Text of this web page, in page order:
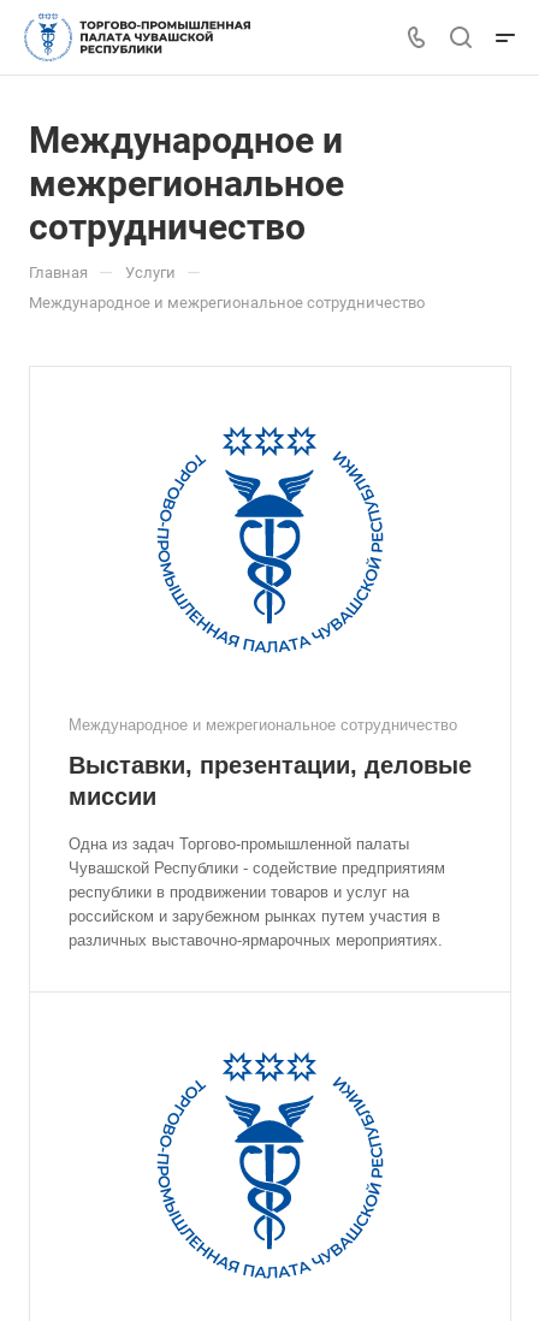
Международное и
межрегиональное
сотрудничество
Главная — Услуги —
Международное и межрегиональное сотрудничество
Международное и межрегиональное сотрудничество
Выставки, презентации, деловые
миссии
Одна из задач Торгово-промышленной палаты
Чувашской Республики - содействие предприятиям
республики в продвижении товаров и услуг на
российском и зарубежном рынках путем участия в
различных выставочно-ярмарочных мероприятиях.